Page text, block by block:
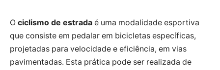
O ciclismo de estrada é uma modalidade esportiva
que consiste em pedalar em bicicletas específicas,
projetadas para velocidade e eficiência, em vias
pavimentadas. Esta prática pode ser realizada de